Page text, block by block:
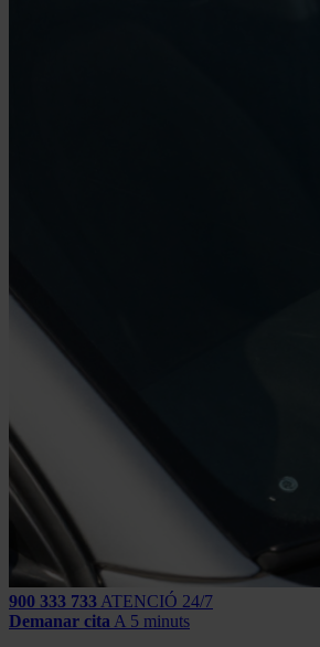
900 333 733 ATENCIÓ 24/7
Demanar cita A 5 minuts